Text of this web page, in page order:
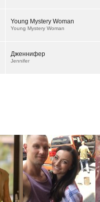
Young Mystery Woman
Young Mystery Woman
Дженнифер
Jennifer